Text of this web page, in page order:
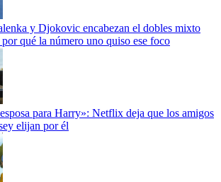
y Djokovic encabezan el dobles mixto
qué la número uno quiso ese foco
para Harry»: Netflix deja que los amigos
elijan por él